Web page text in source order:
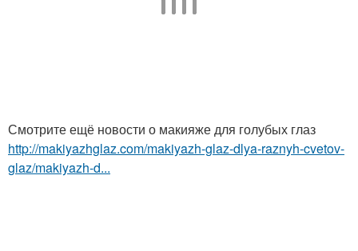
Смотрите ещё новости о макияже для голубых глаз
http://makiyazhglaz.com/makiyazh-glaz-dlya-raznyh-cvetov-
glaz/makiyazh-d...